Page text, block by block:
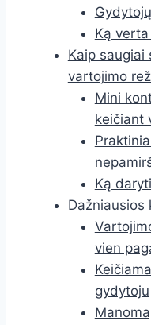
Ką
Kaip saugiai
vartojimo
Mini
keičiant
Ką
vien
gydytoju